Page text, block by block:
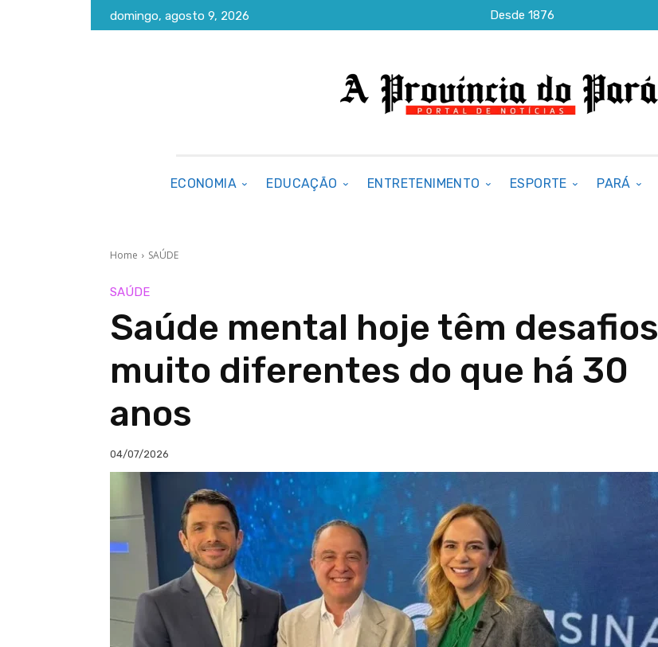
domingo, agosto 9, 2026 Desde 1876
ECONOMIA EDUCAÇÃO ENTRETENIMENTO ESPORTE PARÁ
Home SAÚDE
SAÚDE
Saúde mental hoje têm desafios
muito diferentes do que há 30
anos
04/07/2026